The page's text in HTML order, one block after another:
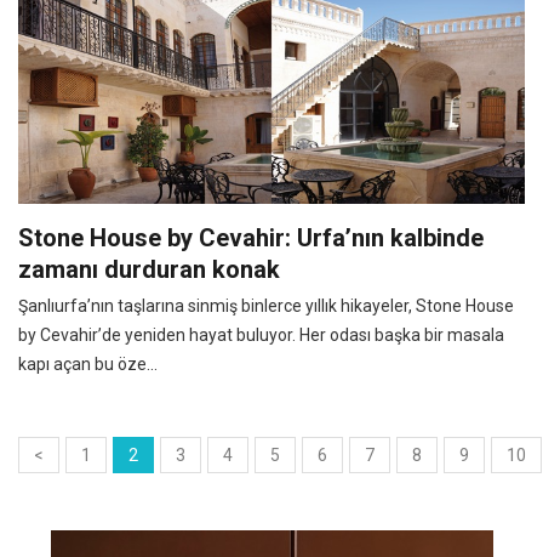
Stone House by Cevahir: Urfa’nın kalbinde
zamanı durduran konak
Şanlıurfa’nın taşlarına sinmiş binlerce yıllık hikayeler, Stone House
by Cevahir’de yeniden hayat buluyor. Her odası başka bir masala
kapı açan bu öze...
< 1 2 3 4 5 6 7 8 9 10